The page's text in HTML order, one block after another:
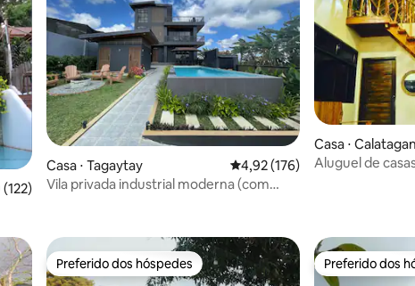
uma avaliação média de 5, 122 avaliações
Casa ⋅ Tagaytay 4,92 de uma avaliação média
4,92 (176)
Vila privada industrial moderna (com
Casa ⋅ Calatagan
Aluguel de
Preferido dos hóspedes
Preferido dos hóspedes Preferido dos
Preferido dos